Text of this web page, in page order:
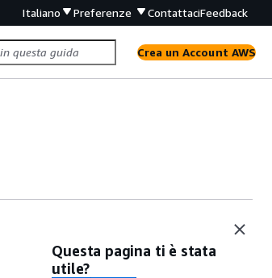
Italiano Preferenze ContattaciFeedback
Crea un Account AWS
Questa pagina ti è stata
utile?